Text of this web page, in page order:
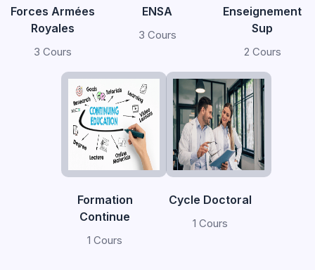
Forces Armées
Royales
3 Cours
ENSA
3 Cours
Enseignement
Sup
2 Cours
Formation
Continue
1 Cours
Cycle Doctoral
1 Cours